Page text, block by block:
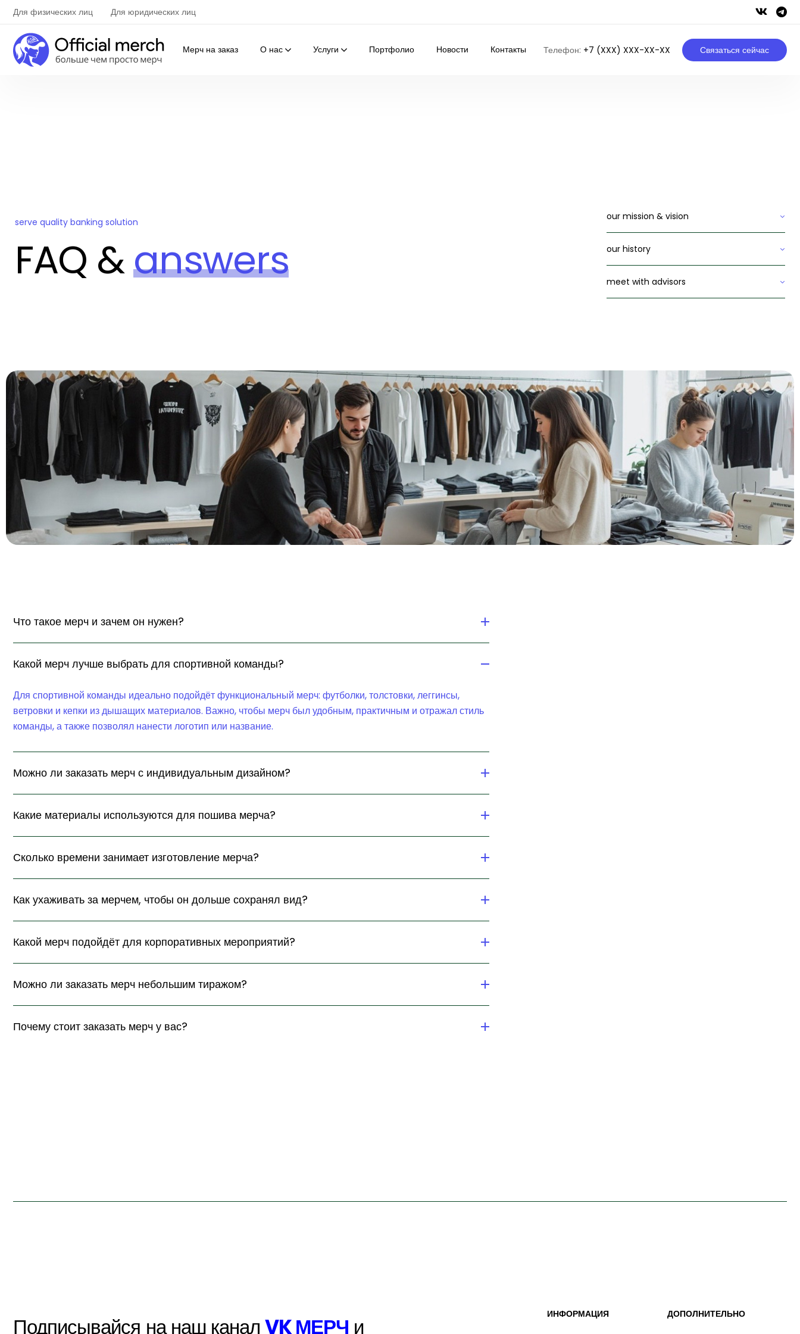
Для физических лиц Для юридических лиц
Мерч на заказ О нас Услуги Портфолио Новости Контакты Телефон: +7 (XXX) XXX-XX-XX Связаться сейчас
serve quality banking solution
FAQ &answers
our mission & vision
our history
meet with advisors
Что такое мерч и зачем он нужен?
Какой мерч лучше выбрать для спортивной команды?
Для спортивной команды идеально подойдёт функциональный мерч: футболки, толстовки, леггинсы,
ветровки и кепки из дышащих материалов. Важно, чтобы мерч был удобным, практичным и отражал стиль
команды, а также позволял нанести логотип или название.
Можно ли заказать мерч с индивидуальным дизайном?
Какие материалы используются для пошива мерча?
Сколько времени занимает изготовление мерча?
Как ухаживать за мерчем, чтобы он дольше сохранял вид?
Какой мерч подойдёт для корпоративных мероприятий?
Можно ли заказать мерч небольшим тиражом?
Почему стоит заказать мерч у вас?
Подписывайся на наш каналVK МЕРЧ и ИНФОРМАЦИЯ ДОПОЛНИТЕЛЬНО